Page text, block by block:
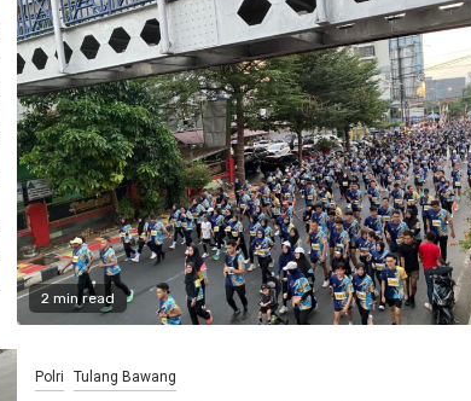
2 min read
Polri Tulang Bawang